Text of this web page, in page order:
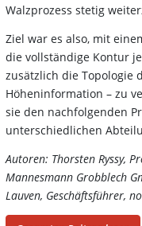
Walzprozess stetig
Ziel war es also, mit
die vollständige Kontur
zusätzlich die Topologie
Höheninformation – zu
sie den nachfolgenden
unterschiedlichen
Autoren: Thorsten Ryssy,
Mannesmann Grobblech
Lauven, Geschäftsführer,